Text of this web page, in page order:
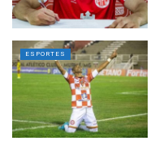
ESPORTES